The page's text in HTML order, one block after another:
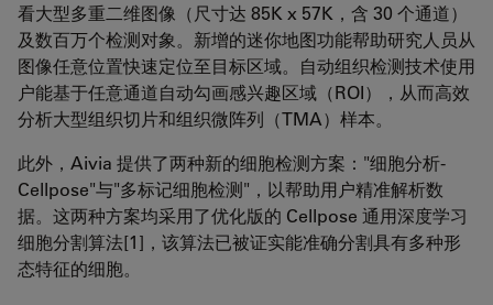
看大型多重二维图像（尺寸达 85K x 57K，含 30 个通道）
及数百万个检测对象。新增的迷你地图功能帮助研究人员从
图像任意位置快速定位至目标区域。自动组织检测技术使用
户能基于任意通道自动勾画感兴趣区域（ROI），从而高效
分析大型组织切片和组织微阵列（TMA）样本。
此外，Aivia 提供了两种新的细胞检测方案："细胞分析-
Cellpose"与"多标记细胞检测"，以帮助用户精准解析数
据。这两种方案均采用了优化版的 Cellpose 通用深度学习
细胞分割算法[1]，该算法已被证实能准确分割具有多种形
态特征的细胞。